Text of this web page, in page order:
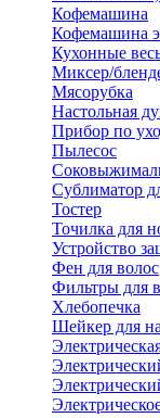
Кофемашина
Кофемашина
Кухонные
Миксер/
Мясорубка
Настольная
Прибор по
Пылесос
Сублиматор
Тостер
Точилка для
Устройство
Фен для волос
Фильтры для
Хлебопечка
Шейкер для